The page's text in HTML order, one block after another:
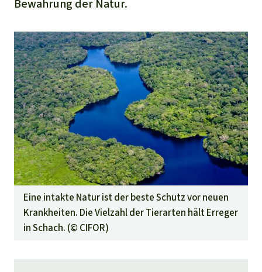
Bewahrung der Natur.
Eine intakte Natur ist der beste Schutz vor neuen
Krankheiten. Die Vielzahl der Tierarten hält Erreger
in Schach. (© CIFOR)